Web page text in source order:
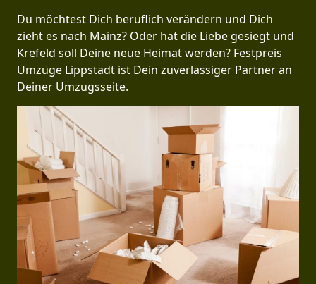
Du möchtest Dich beruflich verändern und Dich
zieht es nach Mainz? Oder hat die Liebe gesiegt und
Krefeld soll Deine neue Heimat werden? Festpreis
Umzüge Lippstadt ist Dein zuverlässiger Partner an
Deiner Umzugsseite.